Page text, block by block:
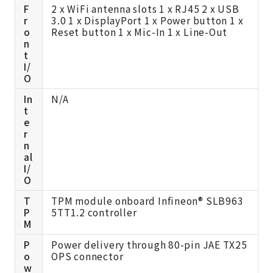
F
r
o
n
t
I/
O
2 x WiFi antenna slots 1 x RJ45 2 x USB
3.0 1 x DisplayPort 1 x Power button 1 x
Reset button 1 x Mic-In 1 x Line-Out
In
t
e
r
n
al
I/
O
N/A
T
P
M
TPM module onboard Infineon® SLB963
5TT1.2 controller
P
o
w
Power delivery through 80-pin JAE TX25
OPS connector